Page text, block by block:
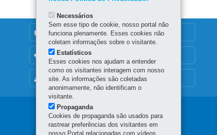
MAPA DO SITE
DENUNCIE CORRUPÇÃO
OUVIDORIA
Navegação
principal
Necessários
Sem esse tipo de cookie, nosso portal não
funciona plenamente. Esses cookies não
coletam informações sobre o visitante.
Estatísticos
Esses cookies nos ajudam a entender
como os visitantes interagem com nosso
site. As informações são coletadas
anonimamente, não identificam o
visitante.
Propaganda
Cookies de propaganda são usados para
rastrear preferências dos visitantes em
nosso Portal relacionadas com vídeos